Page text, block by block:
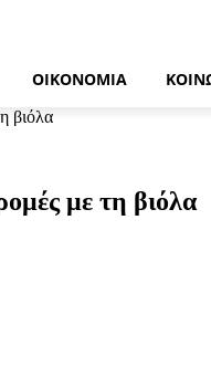
ΟΙΚΟΝΟΜΊΑ
βιόλα
με τη βιόλα